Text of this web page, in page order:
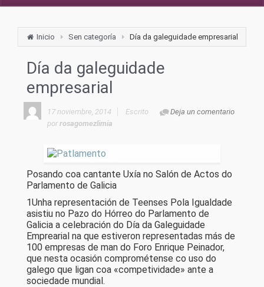
Inicio Sen categoría Día da galeguidade empresarial
Día da galeguidade
empresarial
17 noviembre, 2014 Deja un comentario
Escrito
porrosagomezlimia
Posando coa cantante Uxía no Salón de Actos do
Parlamento de Galicia
1Unha representación de Teenses Pola Igualdade
asistiu no Pazo do Hórreo do Parlamento de
Galicia a celebración do Día da Galeguidade
Emprearial na que estiveron representadas más de
100 empresas de man do Foro Enrique Peinador,
que nesta ocasión comprométense co uso do
galego que ligan coa «competividade» ante a
sociedade mundial.